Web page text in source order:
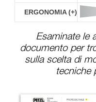
ERGONOMIA (+)
Esaminate le
documento per
sulla scelta di
tecniche